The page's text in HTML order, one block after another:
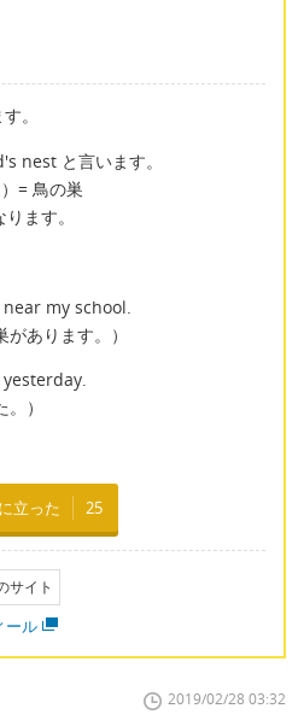
。
nest と言います。
= 鳥の巣
ます。
my school.
あります。）
）
立った 25
サイト
ール
2019/02/28 03:32